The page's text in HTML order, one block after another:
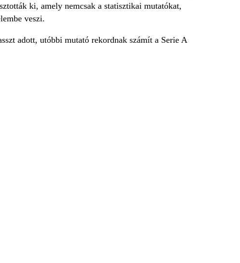
ki, amely nemcsak a statisztikai mutatókat,
veszi.
adott, utóbbi mutató rekordnak számít a Serie A